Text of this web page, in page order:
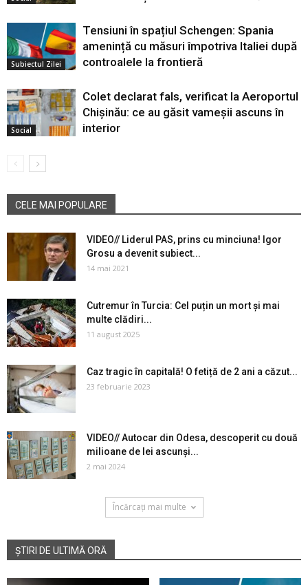
Subiectul Zilei
Tensiuni în spațiul Schengen: Spania
amenință cu măsuri împotriva Italiei după
controalele la frontieră
Social
Colet declarat fals, verificat la Aeroportul
Chișinău: ce au găsit vameșii ascuns în
interior
CELE MAI POPULARE
VIDEO// Liderul PAS, prins cu minciuna! Igor
Grosu a devenit subiect...
14 mai 2021
Cutremur în Turcia: Cel puțin un mort și mai
multe clădiri...
11 august 2025
Caz tragic în capitală! O fetiță de 2 ani a căzut...
23 februarie 2023
VIDEO// Autocar din Odesa, descoperit cu două
milioane de lei ascunși...
2 mai 2024
Încărcați mai multe
ȘTIRI DE ULTIMĂ ORĂ